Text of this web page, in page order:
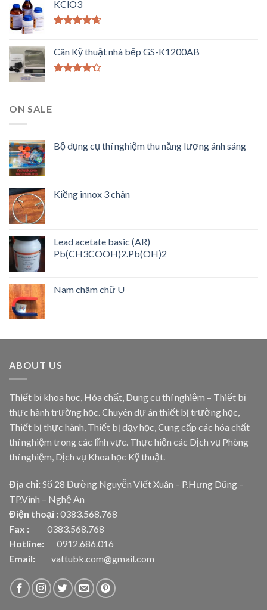
sao
KClO3
5 sao
Cân Kỹ thuật nhà bếp GS-K1200AB
ON SALE
Bộ dụng cụ thí nghiệm thu năng lượng ánh sáng
Kiềng innox 3 chân
Lead acetate basic (AR)
Pb(CH3COOH)2.Pb(OH)2
Nam châm chữ U
ABOUT US
Thiết bị khoa học, Hóa chất, Dụng cụ thí nghiệm – Thiết bị
thực hành trường học. Chuyên dự án thiết bị trường học,
Thiết bị thực hành, Thiết bị dạy học, Cung cấp các hóa chất
thí nghiệm trong các lĩnh vực. Thực hiện các Dịch vụ Phòng
thí nghiệm, Dịch vụ Khoa học Kỹ thuật.
Địa chỉ: Số 28 Đường Nguyễn Viết Xuân – P.Hưng Dũng –
TP.Vinh – Nghệ An
Điện thoại : 0383.568.768
Fax : 0383.568.768
Hotline: 0912.686.016
Email:
vattubk.com@gmail.com